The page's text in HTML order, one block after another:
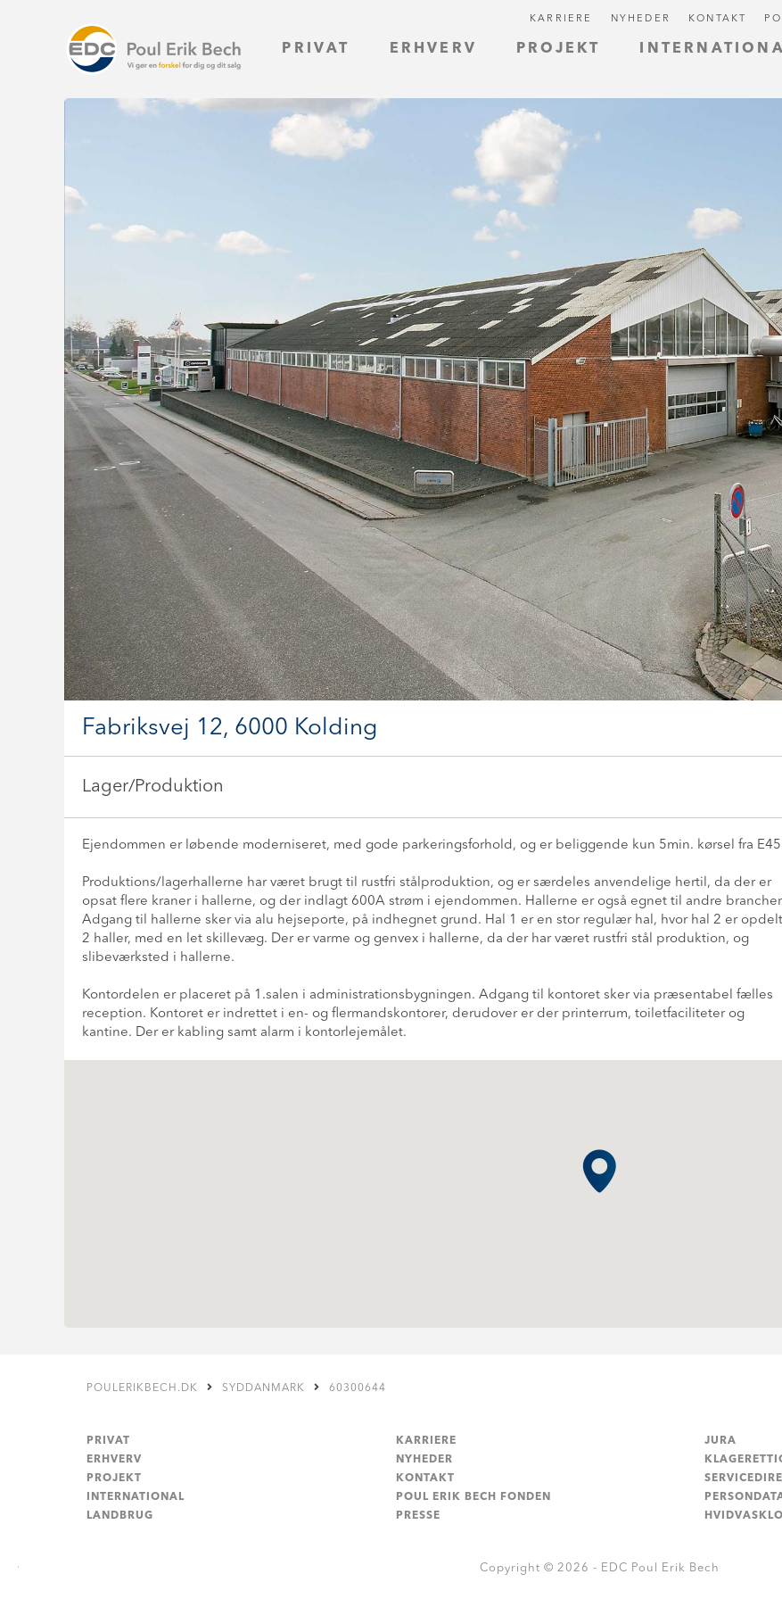
PRIVAT ERHVERV PROJEKT
KARRIERE NYHEDER KONTAKT
Fabriksvej 12, 6000 Kolding
Lager/Produktion
Ejendommen er løbende moderniseret, med gode parkeringsforhold, og er beliggende kun 5min. kørsel fra
Produktions/lagerhallerne har været brugt til rustfri stålproduktion, og er særdeles anvendelige hertil, da der er
opsat flere kraner i hallerne, og der indlagt 600A strøm i ejendommen. Hallerne er også egnet til andre
Adgang til hallerne sker via alu hejseporte, på indhegnet grund. Hal 1 er en stor regulær hal, hvor hal 2 er
2 haller, med en let skillevæg. Der er varme og genvex i hallerne, da der har været rustfri stål produktion, og
slibeværksted i hallerne.
Kontordelen er placeret på 1.salen i administrationsbygningen. Adgang til kontoret sker via præsentabel fælles
reception. Kontoret er indrettet i en- og flermandskontorer, derudover er der printerrum, toiletfaciliteter og
kantine. Der er kabling samt alarm i kontorlejemålet.
POULERIKBECH.DK SYDDANMARK 60300644
PRIVAT
ERHVERV
PROJEKT
INTERNATIONAL
LANDBRUG
KARRIERE
NYHEDER
KONTAKT
POUL ERIK BECH FONDEN
PRESSE
JURA
Copyright © 2026 - EDC Poul Erik Bech